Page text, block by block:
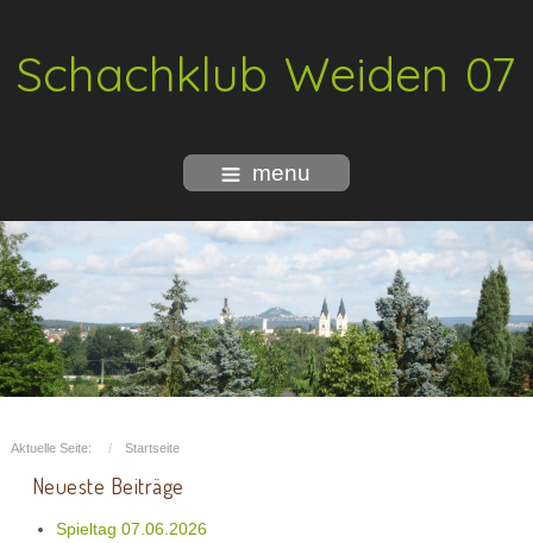
Schachklub Weiden 07
menu
Aktuelle Seite: Startseite
Neueste Beiträge
Spieltag 07.06.2026